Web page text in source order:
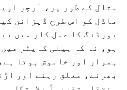
مثال کے طور پر، آرچر
ماڈل کو اس طرح ڈیزائن
بورڈنگ کا عمل کار میں
ہو، نہ کہ ہیلی کاپٹر
ہموار اور خاموش ہوتا
بھرنے، معلق رہنے اور